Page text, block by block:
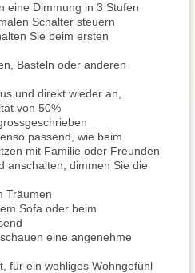
eine Dimmung in 3 Stufen
Schalter steuern
Sie beim ersten
Basteln oder anderen
und direkt wieder an,
von 50%
passend, wie beim
mit Familie oder Freunden
anschalten, dimmen Sie die
Träumen
Sofa oder beim
eine angenehme
für ein wohliges Wohngefühl